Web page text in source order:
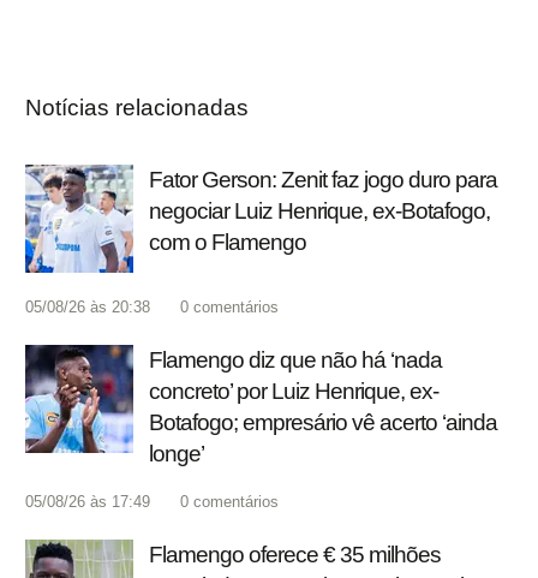
Notícias relacionadas
Fator Gerson: Zenit faz jogo duro para
negociar Luiz Henrique, ex-Botafogo,
com o Flamengo
05/08/26 às 20:38 0 comentários
Flamengo diz que não há ‘nada
concreto’ por Luiz Henrique, ex-
Botafogo; empresário vê acerto ‘ainda
longe’
05/08/26 às 17:49 0 comentários
Flamengo oferece € 35 milhões